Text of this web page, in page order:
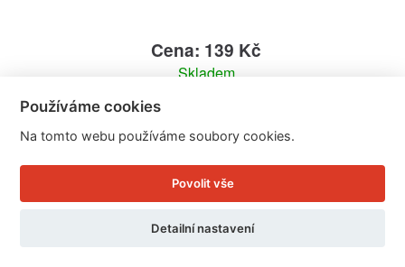
Cena: 139 Kč
Skladem
Detail
Používáme cookies
Na tomto webu používáme soubory cookies.
Povolit vše
Detailní nastavení